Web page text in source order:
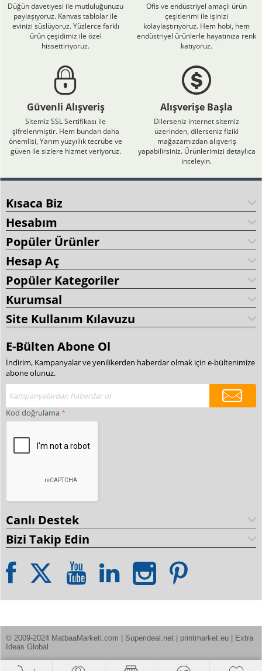
Düğün davetiyesi ile mutluluğunuzu
paylaşıyoruz. Kanvas tablolar ile
evinizi süslüyoruz. Yüzlerce farklı
ürün çeşidimiz ile özel
hissettiriyoruz.
Ofis ve endüstriyel amaçlı ürün
çeşitlerimi ile işinizi
kolaylaştırıyoruz. Hem hobi, hem
endüstriyel ürünlerle hayatınıza renk
katıyoruz.
Güvenli Alışveriş
Sitemiz SSL Sertifikası ile
şifrelenmiştir. Hem bundan daha
önemlisi, Yarım yüzyıllık tecrübe ve
güven ile sizlere hizmet veriyoruz.
Alışverişe Başla
Dilerseniz internet sitemiz
üzerinden, dilerseniz fiziki
mağazamızdan alışveriş
yapabilirsiniz. Ürünlerimizi detaylıca
inceleyin.
Kısaca Biz
Hesabım
Popüler Ürünler
Hesap Aç
Popüler Kategoriler
Kurumsal
Site Kullanım Kılavuzu
E-Bülten Abone Ol
İndirim, Kampanyalar ve yenilikerden haberdar olmak için e-bültenimize
abone olunuz.
Kod doğrulama
Canlı Destek
Bizi Takip Edin
© 2009-2024 MatbaaMarketi.com | Superideal.net | printmarket.eu | Extra
Ideas Global